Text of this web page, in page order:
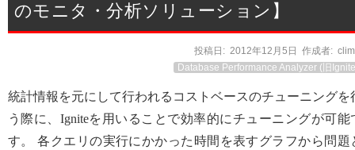
のモニタ・分析ソリューション】
投稿日: 2012年12月5日 作成者:
Database Performance Analyzer (旧
統計情報を元にして行われるコストベースのチューニングを
う際に、Igniteを用いることで効率的にチューニングが可能
す。 各クエリの実行にかかった時間を表すグラフから問題